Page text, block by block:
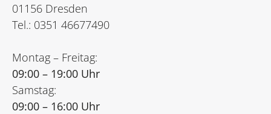
01156 Dresden
Tel.: 0351 46677490
Montag – Freitag:
09:00 – 19:00 Uhr
Samstag:
09:00 – 16:00 Uhr